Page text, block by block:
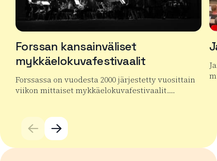
Forssan kansainväliset
mykkäelokuvafestivaalit
Forssassa on vuodesta 2000 järjestetty vuosittain
viikon mittaiset mykkäelokuvafestivaalit….